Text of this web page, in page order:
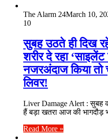
The Alarm 24March 10,
10
सुबह उठते ही दिख
शरीर दे रहा
नजरअंदाज किया तो
लिवर!
Liver Damage Alert : सुबह
हैं बड़ा खतरा आज की भागदौड़
Read More »